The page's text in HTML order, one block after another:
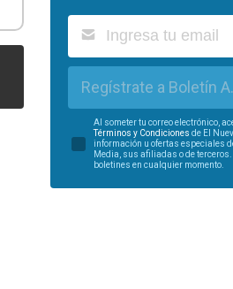
Regístrate a Boletín
Al someter tu correo electrónico,
Términos y Condiciones de El
información u ofertas especiales
Media, sus afiliadas o de
boletines en cualquier momento.